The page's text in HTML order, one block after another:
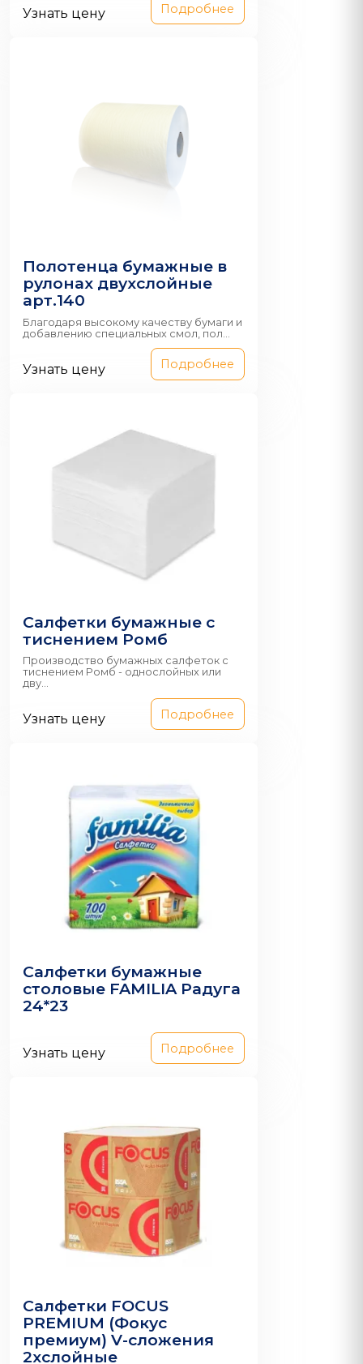
Узнать цену Подробнее
Полотенца бумажные в
рулонах двухслойные
арт.140
Благодаря высокому качеству бумаги и
добавлению специальных смол, пол...
Узнать цену Подробнее
Салфетки бумажные с
тиснением Ромб
Производство бумажных салфеток с
тиснением Ромб - однослойных или
дву...
Узнать цену Подробнее
Салфетки бумажные
столовые FAMILIA Радуга
24*23
Узнать цену Подробнее
Салфетки FOCUS
PREMIUM (Фокус
премиум) V-сложения
2хслойные